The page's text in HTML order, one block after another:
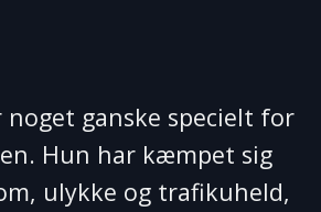
noget ganske specielt for
Hun har kæmpet sig
ulykke og trafikuheld,